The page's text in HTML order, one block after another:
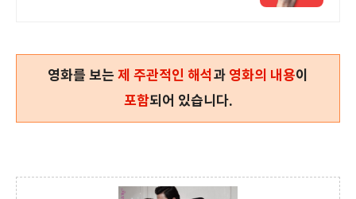
영화를 보는 제 주관적인 해석과 영화의 내용이
포함되어 있습니다.